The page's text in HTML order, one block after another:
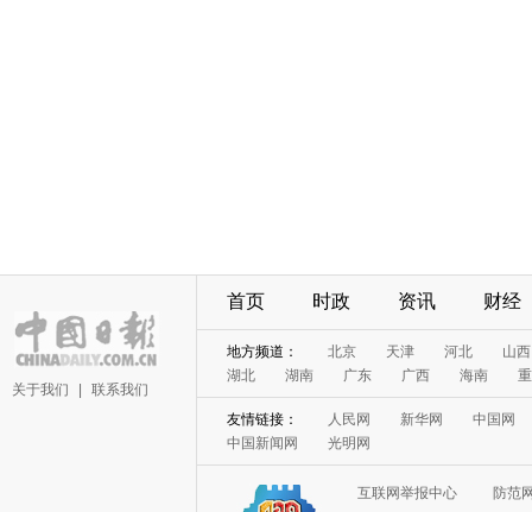
关于我们 联系我们
首页 时政 资讯 财经
地方频道： 北京 天津 河北
山西
湖北
湖南 广东 广西 海南
友情链接： 人民网 新华网
中国网
中国新闻网
光明网
互联网举报中心
防范